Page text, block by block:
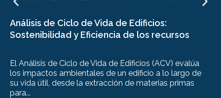
Análisis de Ciclo de Vida de Edificios:
Sostenibilidad y Eficiencia de los recursos
El Análisis de Ciclo de Vida de Edificios (ACV) evalúa
los impactos ambientales de un edificio a lo largo de
su vida útil, desde la extracción de materias primas
para...